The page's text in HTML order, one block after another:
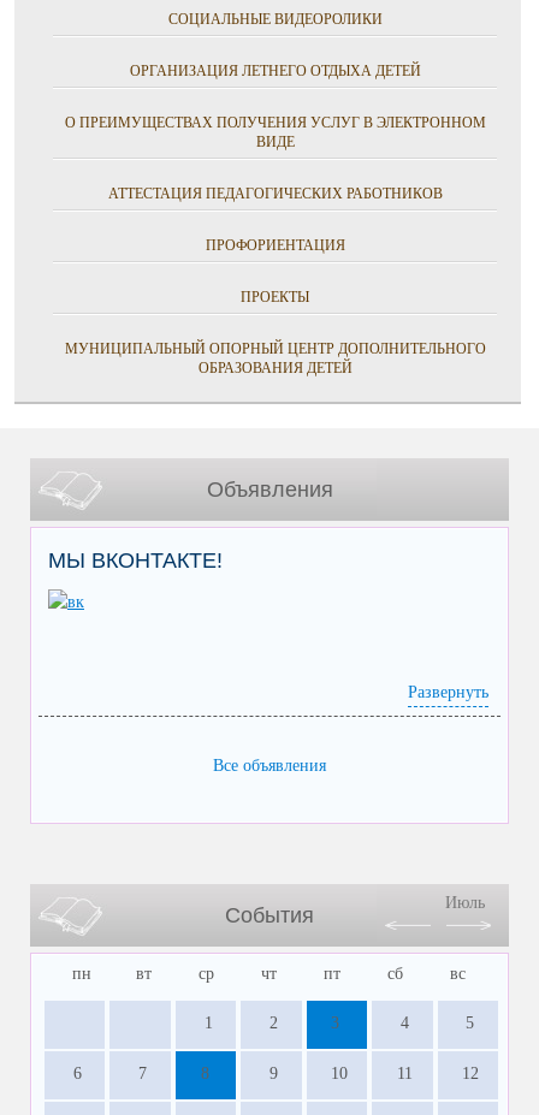
СОЦИАЛЬНЫЕ ВИДЕОРОЛИКИ
ОРГАНИЗАЦИЯ ЛЕТНЕГО ОТДЫХА ДЕТЕЙ
О ПРЕИМУЩЕСТВАХ ПОЛУЧЕНИЯ УСЛУГ В ЭЛЕКТРОННОМ
ВИДЕ
АТТЕСТАЦИЯ ПЕДАГОГИЧЕСКИХ РАБОТНИКОВ
ПРОФОРИЕНТАЦИЯ
ПРОЕКТЫ
МУНИЦИПАЛЬНЫЙ ОПОРНЫЙ ЦЕНТР ДОПОЛНИТЕЛЬНОГО
ОБРАЗОВАНИЯ ДЕТЕЙ
Объявления
МЫ ВКОНТАКТЕ!
Развернуть
Все объявления
События
Июль
пн вт ср чт пт сб вс
1 2 3 4 5
6 7 8 9 10 11 12